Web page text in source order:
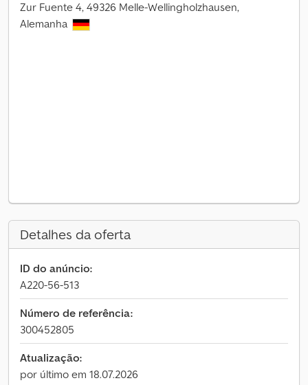
Zur Fuente 4, 49326 Melle-Wellingholzhausen,
Alemanha
Detalhes da oferta
ID do anúncio:
A220-56-513
Número de referência:
300452805
Atualização:
por último em 18.07.2026